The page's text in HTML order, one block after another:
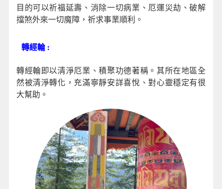
目的可以祈福延壽、消除一切病業、厄運災劫、破解
擋煞外來一切魔障，祈求事業順利。
轉經輪 :
轉經輪即以清淨厄業、積聚功德著稱。其所在地區全
然被清淨轉化，充滿寧靜安詳喜悅、對心靈穩定有很
大幫助。